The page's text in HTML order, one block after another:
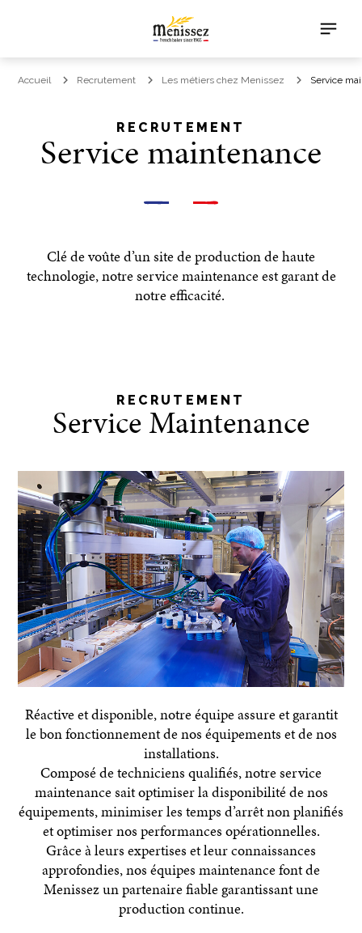
Accueil Recrutement Les métiers chez Menissez Service
RECRUTEMENT
Service maintenance
Clé de voûte d’un site de production de haute
technologie, notre service maintenance est garant de
notre efficacité.
Réactive et disponible, notre équipe assure et garantit
le bon fonctionnement de nos équipements et de nos
installations.
Composé de techniciens qualifiés, notre service
maintenance sait optimiser la disponibilité de nos
équipements, minimiser les temps d’arrêt non planifiés
et optimiser nos performances opérationnelles.
Grâce à leurs expertises et leur connaissances
approfondies, nos équipes maintenance font de
Menissez un partenaire fiable garantissant une
production continue.
RECRUTEMENT
Service Maintenance